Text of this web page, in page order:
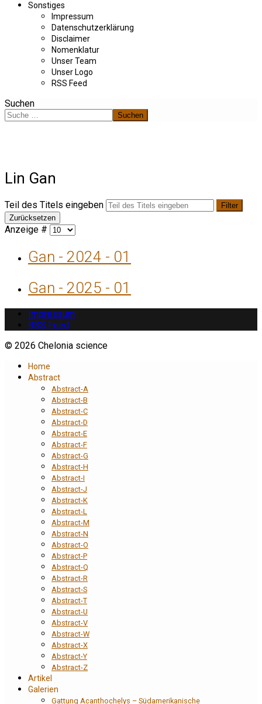
Sonstiges
Impressum
Datenschutzerklärung
Disclaimer
Nomenklatur
Unser Team
Unser Logo
RSS Feed
Suchen
Suchen
Lin Gan
Teil des Titels eingeben
Filter
Zurücksetzen
Anzeige #
Gan - 2024 - 01
Gan - 2025 - 01
Impressum
RSS Feed
© 2026 Chelonia science
Home
Abstract
Abstract-A
Abstract-B
Abstract-C
Abstract-D
Abstract-E
Abstract-F
Abstract-G
Abstract-H
Abstract-I
Abstract-J
Abstract-K
Abstract-L
Abstract-M
Abstract-N
Abstract-O
Abstract-P
Abstract-Q
Abstract-R
Abstract-S
Abstract-T
Abstract-U
Abstract-V
Abstract-W
Abstract-X
Abstract-Y
Abstract-Z
Artikel
Galerien
Gattung Acanthochelys – Südamerikanische